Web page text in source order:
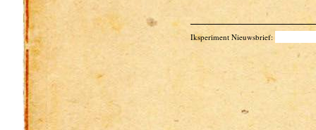
Iksperiment Nieuwsbrief: